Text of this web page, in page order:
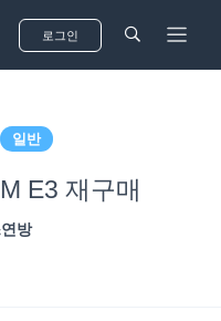
로그인
일반
E3 재구매
방